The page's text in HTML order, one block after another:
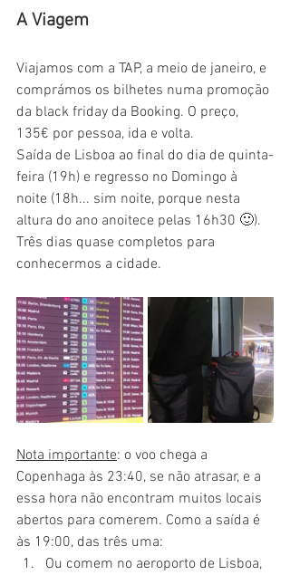
A Viagem
Viajamos com a TAP, a meio de janeiro, e
comprámos os bilhetes numa promoção
da black friday da Booking. O preço,
135€ por pessoa, ida e volta.
Saída de Lisboa ao final do dia de quinta-
feira (19h) e regresso no Domingo à
noite (18h... sim noite, porque nesta
altura do ano anoitece pelas 16h30 🙂).
Três dias quase completos para
conhecermos a cidade.
Nota importante: o voo chega a
Copenhaga às 23:40, se não atrasar, e a
essa hora não encontram muitos locais
abertos para comerem. Como a saída é
às 19:00, das três uma:
Ou comem no aeroporto de Lisboa,